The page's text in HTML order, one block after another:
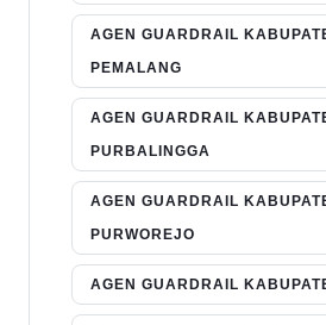
AGEN GUARDRAIL
PEMALANG
AGEN GUARDRAIL
PURBALINGGA
AGEN GUARDRAIL
PURWOREJO
AGEN GUARDRAIL